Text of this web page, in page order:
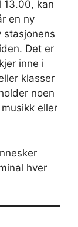
13.00, kan
en ny
stasjonens
Det er
inne i
klasser
noen
eller
hver